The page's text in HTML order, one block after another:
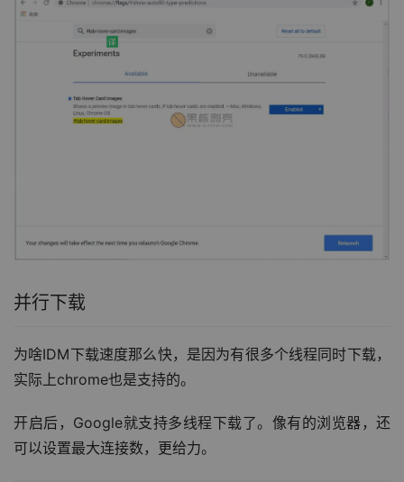
并行下载
为啥IDM下载速度那么快，是因为有很多个线程同时下载，
实际上chrome也是支持的。
开启后，Google就支持多线程下载了。像有的浏览器，还
可以设置最大连接数，更给力。